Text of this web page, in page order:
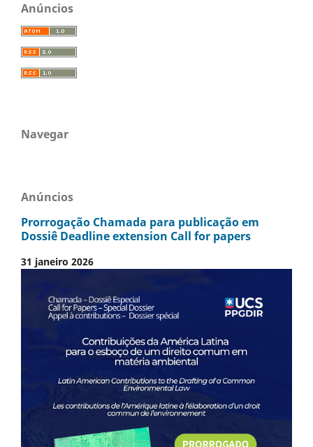
Anúncios
Navegar
Anúncios
Prorrogação Chamada para publicação em
Dossiê Deadline extension Call for papers
31 janeiro 2026